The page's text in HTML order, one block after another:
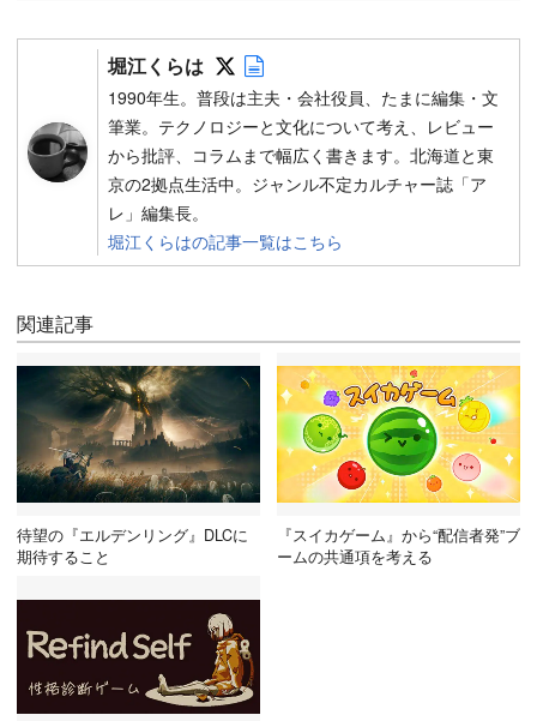
堀江くらは Follow on SNS
1990年生。普段は主夫・会社役員、たまに編集・文
筆業。テクノロジーと文化について考え、レビュー
から批評、コラムまで幅広く書きます。北海道と東
京の2拠点生活中。ジャンル不定カルチャー誌「ア
レ」編集長。
堀江くらはの記事一覧はこちら
関連記事
待望の『エルデンリング』DLCに
期待すること
『スイカゲーム』から“配信者発”ブ
ームの共通項を考える